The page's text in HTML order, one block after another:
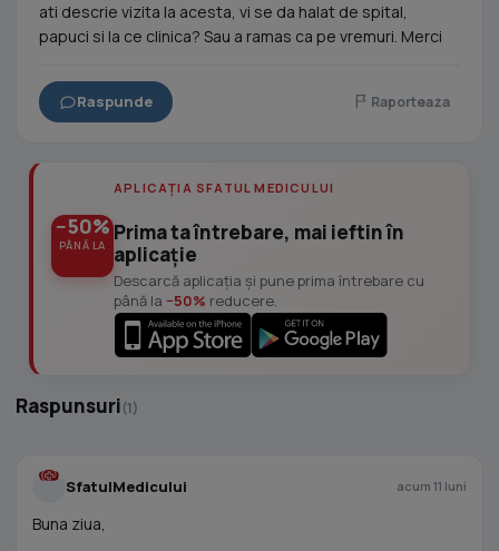
ati descrie vizita la acesta, vi se da halat de spital,
papuci si la ce clinica? Sau a ramas ca pe vremuri. Merci
Raspunde Raporteaza
−50%
PÂNĂ LA
APLICAȚIA SFATUL MEDICULUI
Prima ta întrebare, mai ieftin în
aplicație
Descarcă aplicația și pune prima întrebare cu
până la −50% reducere.
Raspunsuri(1)
SfatulMedicului acum 11 luni
Buna ziua,